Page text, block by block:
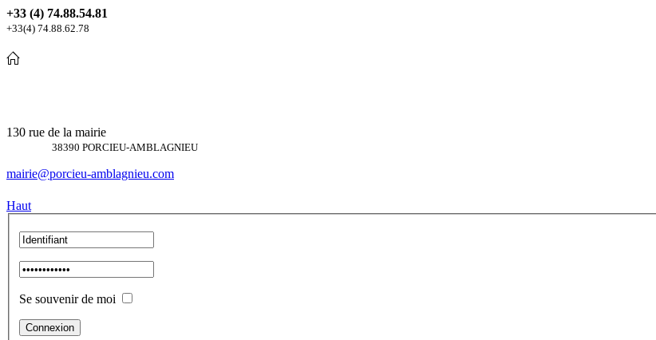
+33 (4) 74.88.54.81
+33(4) 74.88.62.78
130 rue de la mairie
38390 PORCIEU-AMBLAGNIEU
mairie@porcieu-amblagnieu.com
Haut
Se souvenir de moi